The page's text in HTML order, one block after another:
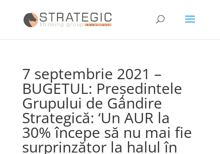
7 septembrie 2021 –
BUGETUL: Președintele
Grupului de Gândire
Strategică: ‘Un AUR la
30% începe să nu mai fie
surprinzător la halul în